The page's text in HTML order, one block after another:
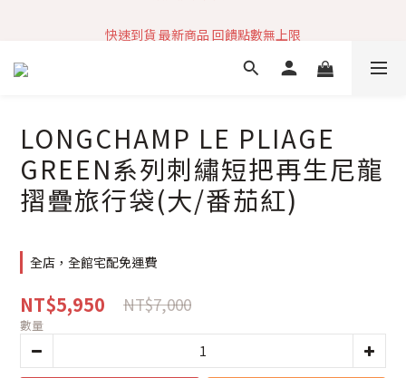
快速到貨 最新商品 回饋點數無上限
加入社群 獲取最新商品資訊
LONGCHAMP LE PLIAGE
GREEN系列刺繡短把再生尼龍
摺疊旅行袋(大/番茄紅)
全店，全館宅配免運費
NT$5,950 NT$7,000
數量